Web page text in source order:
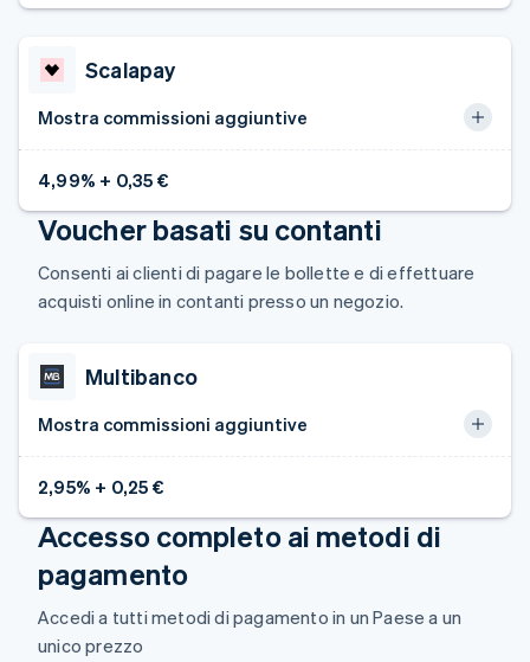
Scalapay
4,99% + 0,35 €
Mostra commissioni aggiuntive
Voucher basati su contanti
Consenti ai clienti di pagare le bollette e di effettuare
acquisti online in contanti presso un negozio.
Multibanco
2,95% + 0,25 €
Mostra commissioni aggiuntive
Accesso completo ai metodi di
pagamento
Accedi a tutti metodi di pagamento in un Paese a un
unico prezzo
Deutsch English
日本語English
Gibilterra
Grecia
English
India
English
Irlanda
English
Lettonia
Liechtenstein
Deutsch English
Lituania
English
Lussemburgo
English
Malaysia
Malta
English